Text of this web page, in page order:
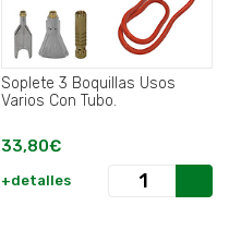
Soplete 3 Boquillas Usos
Varios Con Tubo.
33,80€
+detalles